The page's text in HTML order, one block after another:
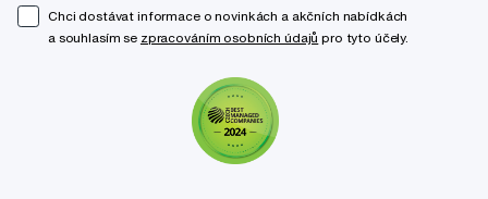
Chci dostávat informace o novinkách a akčních nabídkách
a souhlasím se zpracováním osobních údajů pro tyto účely.